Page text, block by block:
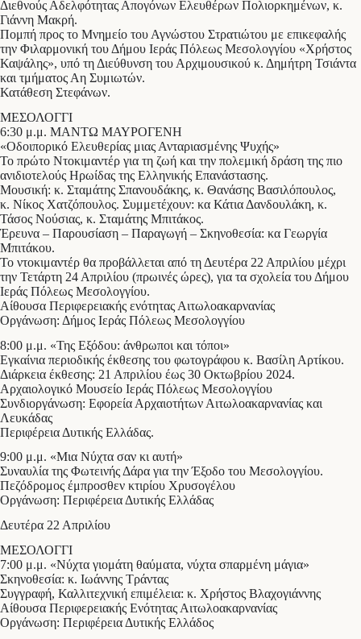
Διεθνούς Αδελφότητας Απογόνων Ελευθέρων Πολιορκημένων, κ.
Γιάννη Μακρή.
Πομπή προς το Μνημείο του Αγνώστου Στρατιώτου με επικεφαλής
την Φιλαρμονική του Δήμου Ιεράς Πόλεως Μεσολογγίου «Χρήστος
Καψάλης», υπό τη Διεύθυνση του Αρχιμουσικού κ. Δημήτρη Τσιάντα
και τμήματος Αη Συμιωτών.
Κατάθεση Στεφάνων.
ΜΕΣΟΛΟΓΓΙ
6:30 μ.μ. ΜΑΝΤΩ ΜΑΥΡΟΓΕΝΗ
«Οδοιπορικό Ελευθερίας μιας Ανταριασμένης Ψυχής»
Το πρώτο Ντοκιμαντέρ για τη ζωή και την πολεμική δράση της πιο
ανιδιοτελούς Ηρωίδας της Ελληνικής Επανάστασης.
Μουσική: κ. Σταμάτης Σπανουδάκης, κ. Θανάσης Βασιλόπουλος,
κ. Νίκος Χατζόπουλος. Συμμετέχουν: κα Κάτια Δανδουλάκη, κ.
Τάσος Νούσιας, κ. Σταμάτης Μπιτάκος.
Έρευνα – Παρουσίαση – Παραγωγή – Σκηνοθεσία: κα Γεωργία
Μπιτάκου.
Το ντοκιμαντέρ θα προβάλλεται από τη Δευτέρα 22 Απριλίου μέχρι
την Τετάρτη 24 Απριλίου (πρωινές ώρες), για τα σχολεία του Δήμου
Ιεράς Πόλεως Μεσολογγίου.
Αίθουσα Περιφερειακής ενότητας Αιτωλοακαρνανίας
Οργάνωση: Δήμος Ιεράς Πόλεως Μεσολογγίου
8:00 μ.μ. «Της Εξόδου: άνθρωποι και τόποι»
Εγκαίνια περιοδικής έκθεσης του φωτογράφου κ. Βασίλη Αρτίκου.
Διάρκεια έκθεσης: 21 Απριλίου έως 30 Οκτωβρίου 2024.
Αρχαιολογικό Μουσείο Ιεράς Πόλεως Μεσολογγίου
Συνδιοργάνωση: Εφορεία Αρχαιοτήτων Αιτωλοακαρνανίας και
Λευκάδας
Περιφέρεια Δυτικής Ελλάδας.
9:00 μ.μ. «Μια Νύχτα σαν κι αυτή»
Συναυλία της Φωτεινής Δάρα για την Έξοδο του Μεσολογγίου.
Πεζόδρομος έμπροσθεν κτιρίου Χρυσογέλου
Οργάνωση: Περιφέρεια Δυτικής Ελλάδας
Δευτέρα 22 Απριλίου
ΜΕΣΟΛΟΓΓΙ
7:00 μ.μ. «Νύχτα γιομάτη θαύματα, νύχτα σπαρμένη μάγια»
Σκηνοθεσία: κ. Ιωάννης Τράντας
Συγγραφή, Καλλιτεχνική επιμέλεια: κ. Χρήστος Βλαχογιάννης
Αίθουσα Περιφερειακής Ενότητας Αιτωλοακαρνανίας
Οργάνωση: Περιφέρεια Δυτικής Ελλάδος